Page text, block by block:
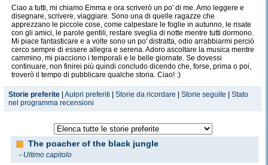
Ciao a tutti, mi chiamo Emma e ora scriverò un po' di me. Amo leggere e
disegnare, scrivere, viaggiare. Sono una di quelle ragazze che
apprezzano le piccole cose, come calpestare le foglie in autunno, le risate
con gli amici, le parole gentili, restare sveglia di notte mentre tutti dormono.
Mi piace fantasticare e a volte sono un po' distratta, odio arrabbiarmi perciò
cerco sempre di essere allegra e serena. Adoro ascoltare la musica mentre
cammino, mi piacciono i temporali e le belle giornate. Se dovessi
continuare, non finirei più quindi concludo dicendo che, forse, prima o poi,
troverò il tempo di pubblicare qualche storia. Ciao! :)
Storie preferite Autori preferiti Storie da ricordare Storie seguite
Stato
nel programma recensioni
The poacher of the black jungle
- Ultimo capitolo